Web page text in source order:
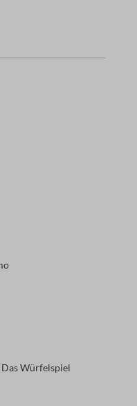
Würfelspiel